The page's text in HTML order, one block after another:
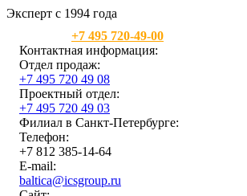
Эксперт с 1994 года
+7 495 720-49-00
Контактная информация:
Отдел продаж:
+7 495 720 49 08
Проектный отдел:
+7 495 720 49 03
Филиал в Санкт-Петербурге:
Телефон:
+7 812 385-14-64
E-mail:
baltica@icsgroup.ru